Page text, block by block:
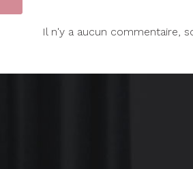
Il n'y a aucun commentaire,